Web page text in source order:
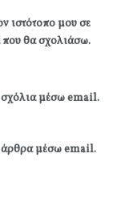
ιστότοπο μου σε
που θα σχολιάσω.
σχόλια μέσω email.
άρθρα μέσω email.